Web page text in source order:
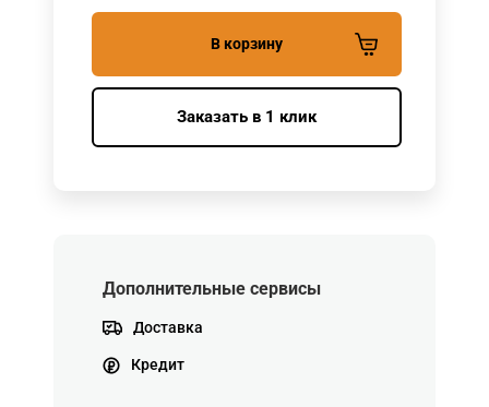
В корзину
Заказать в 1 клик
Дополнительные сервисы
Доставка
Кредит